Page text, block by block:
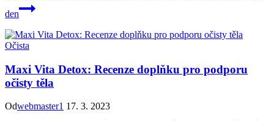
den
Očista
Maxi Vita Detox: Recenze doplňku pro podporu
očisty těla
Odwebmaster1 17. 3. 2023